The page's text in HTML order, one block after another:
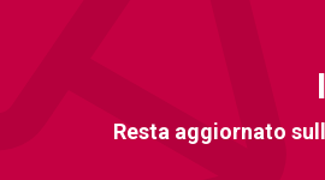
Resta aggiornato